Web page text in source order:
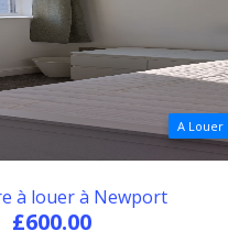
A Louer
à louer à Newport
£600.00